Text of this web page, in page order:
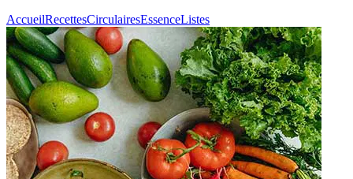
AccueilRecettesCirculairesEssenceListes